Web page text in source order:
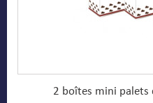
2 boîtes mini palets